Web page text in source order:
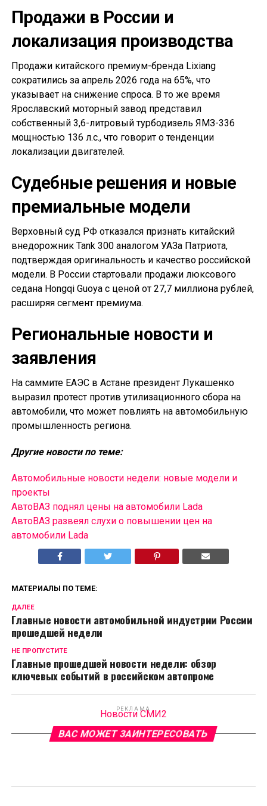
Продажи в России и
локализация производства
Продажи китайского премиум-бренда Lixiang
сократились за апрель 2026 года на 65%, что
указывает на снижение спроса. В то же время
Ярославский моторный завод представил
собственный 3,6-литровый турбодизель ЯМЗ-336
мощностью 136 л.с., что говорит о тенденции
локализации двигателей.
Судебные решения и новые
премиальные модели
Верховный суд РФ отказался признать китайский
внедорожник Tank 300 аналогом УАЗа Патриота,
подтверждая оригинальность и качество российской
модели. В России стартовали продажи люксового
седана Hongqi Guoya с ценой от 27,7 миллиона рублей,
расширяя сегмент премиума.
Региональные новости и
заявления
На саммите ЕАЭС в Астане президент Лукашенко
выразил протест против утилизационного сбора на
автомобили, что может повлиять на автомобильную
промышленность региона.
Другие новости по теме:
Автомобильные новости недели: новые модели и
проекты
АвтоВАЗ поднял цены на автомобили Lada
АвтоВАЗ развеял слухи о повышении цен на
автомобили Lada
МАТЕРИАЛЫ ПО ТЕМЕ:
ДАЛЕЕ
Главные новости автомобильной индустрии России
прошедшей недели
НЕ ПРОПУСТИТЕ
Главные прошедшей новости недели: обзор
ключевых событий в российском автопроме
РЕКЛАМА
Новости СМИ2
ВАС МОЖЕТ ЗАИНТЕРЕСОВАТЬ